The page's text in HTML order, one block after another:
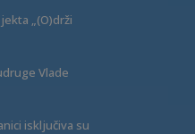
„(O)drži
Vlade
isključiva su